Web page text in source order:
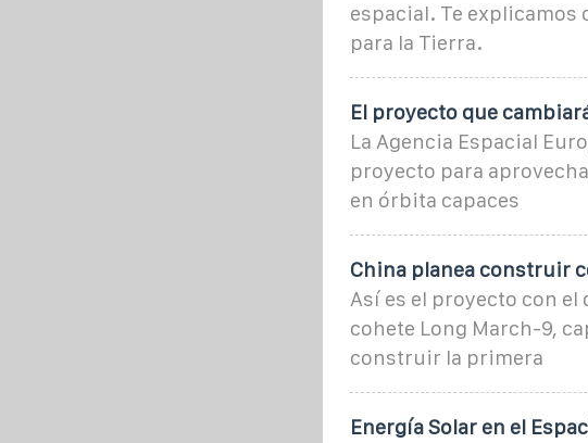
espacial. Te
para la Tierra.
El proyecto que
La Agencia Espacial
proyecto para
en órbita capaces
China planea construir
Así es el proyecto con
cohete Long March-9,
construir la primera
Energía Solar en el